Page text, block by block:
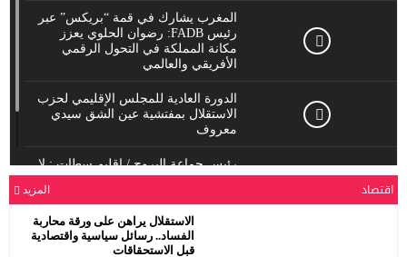
المغرب يشارك في قمة “بريكس” عبر
رئيس FADB: رضوان الحلوي يعزز
مكانة المملكة في التحول الرقمي
الأفريقي والعالمي
الدورة العادية للمجلس الإقليمي لحزب
الاستقلال بمفتشية عين الشق سيدي
معروف
رئيس جماعة البروج / اقليم سطات : لا
يحترم جلالة الملك محمد السادس
اقتصاد المزيد
الاستقلال يراهن على ورقة محاربة
الفساد.. رسائل سياسية واقتصادية
قبل الاستحقاقات